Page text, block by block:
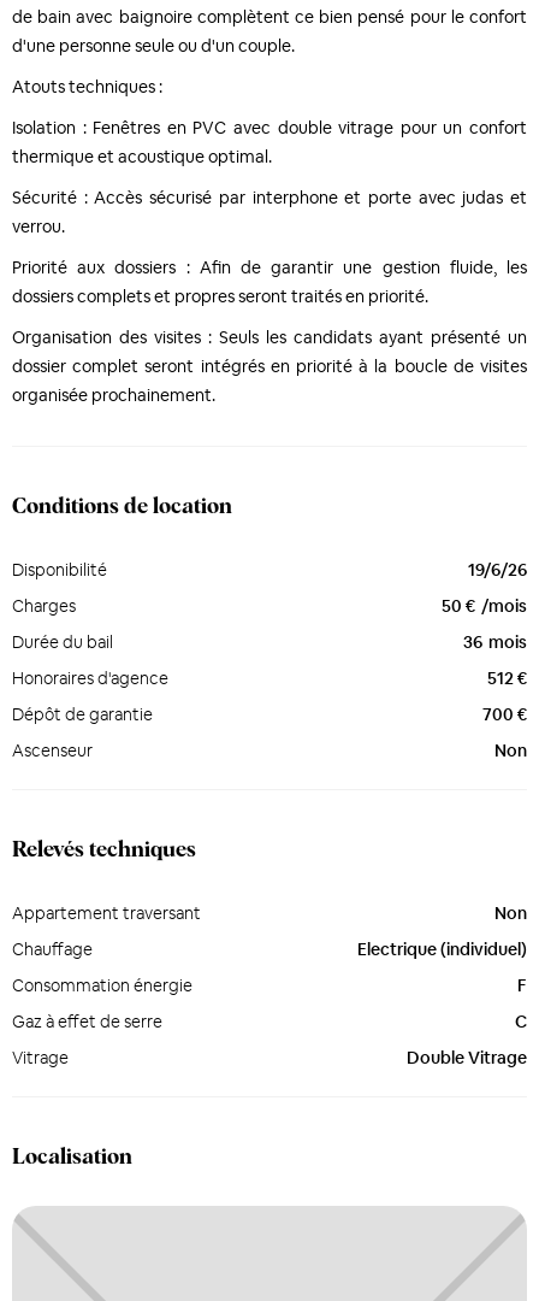
de bain avec baignoire complètent ce bien pensé pour le confort
d'une personne seule ou d'un couple.
Atouts techniques :
Isolation : Fenêtres en PVC avec double vitrage pour un confort
thermique et acoustique optimal.
Sécurité : Accès sécurisé par interphone et porte avec judas et
verrou.
Priorité aux dossiers : Afin de garantir une gestion fluide, les
dossiers complets et propres seront traités en priorité.
Organisation des visites : Seuls les candidats ayant présenté un
dossier complet seront intégrés en priorité à la boucle de visites
organisée prochainement.
Conditions de location
Disponibilité
19/6/26
Charges
50 € /mois
Durée du bail
36 mois
Honoraires d'agence
512 €
Dépôt de garantie
700 €
Ascenseur
Non
Relevés techniques
Appartement traversant
Non
Chauffage
Electrique (individuel)
Consommation énergie
F
Gaz à effet de serre
C
Vitrage
Double Vitrage
Localisation